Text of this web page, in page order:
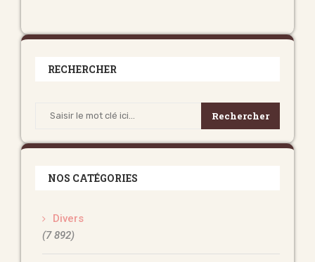
RECHERCHER
Rechercher
NOS CATÉGORIES
Divers
(7 892)